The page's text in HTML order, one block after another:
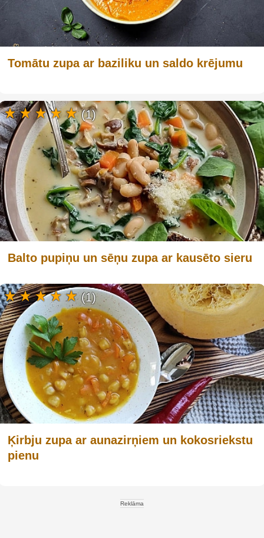
Tomātu zupa ar baziliku un saldo krējumu
Balto pupiņu un sēņu zupa ar kausēto sieru
(1)
Ķirbju zupa ar aunazirņiem un kokosriekstu
pienu
(1)
Reklāma